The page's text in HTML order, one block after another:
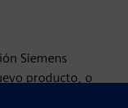
Siemens
producto, o